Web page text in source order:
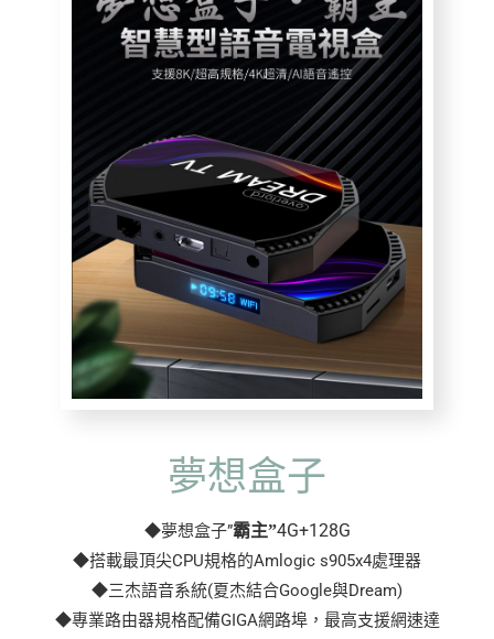
夢想盒子
◆夢想盒子”霸主”4G+128G
◆搭載最頂尖CPU規格的Amlogic s905x4處理器
◆三杰語音系統(夏杰結合Google與Dream)
◆專業路由器規格配備GIGA網路埠，最高支援網速達